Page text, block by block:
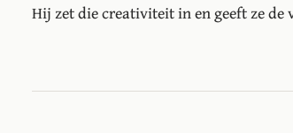
Hij zet die creativiteit in en geeft ze de